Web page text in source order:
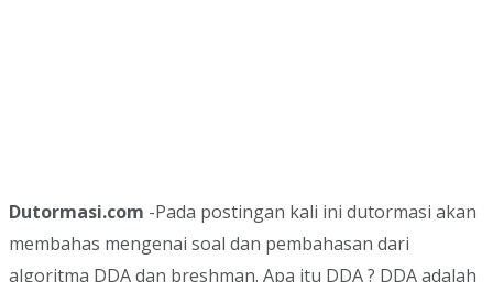
Dutormasi.com -Pada postingan kali ini dutormasi akan
membahas mengenai soal dan pembahasan dari
algoritma DDA dan breshman. Apa itu DDA ? DDA adalah